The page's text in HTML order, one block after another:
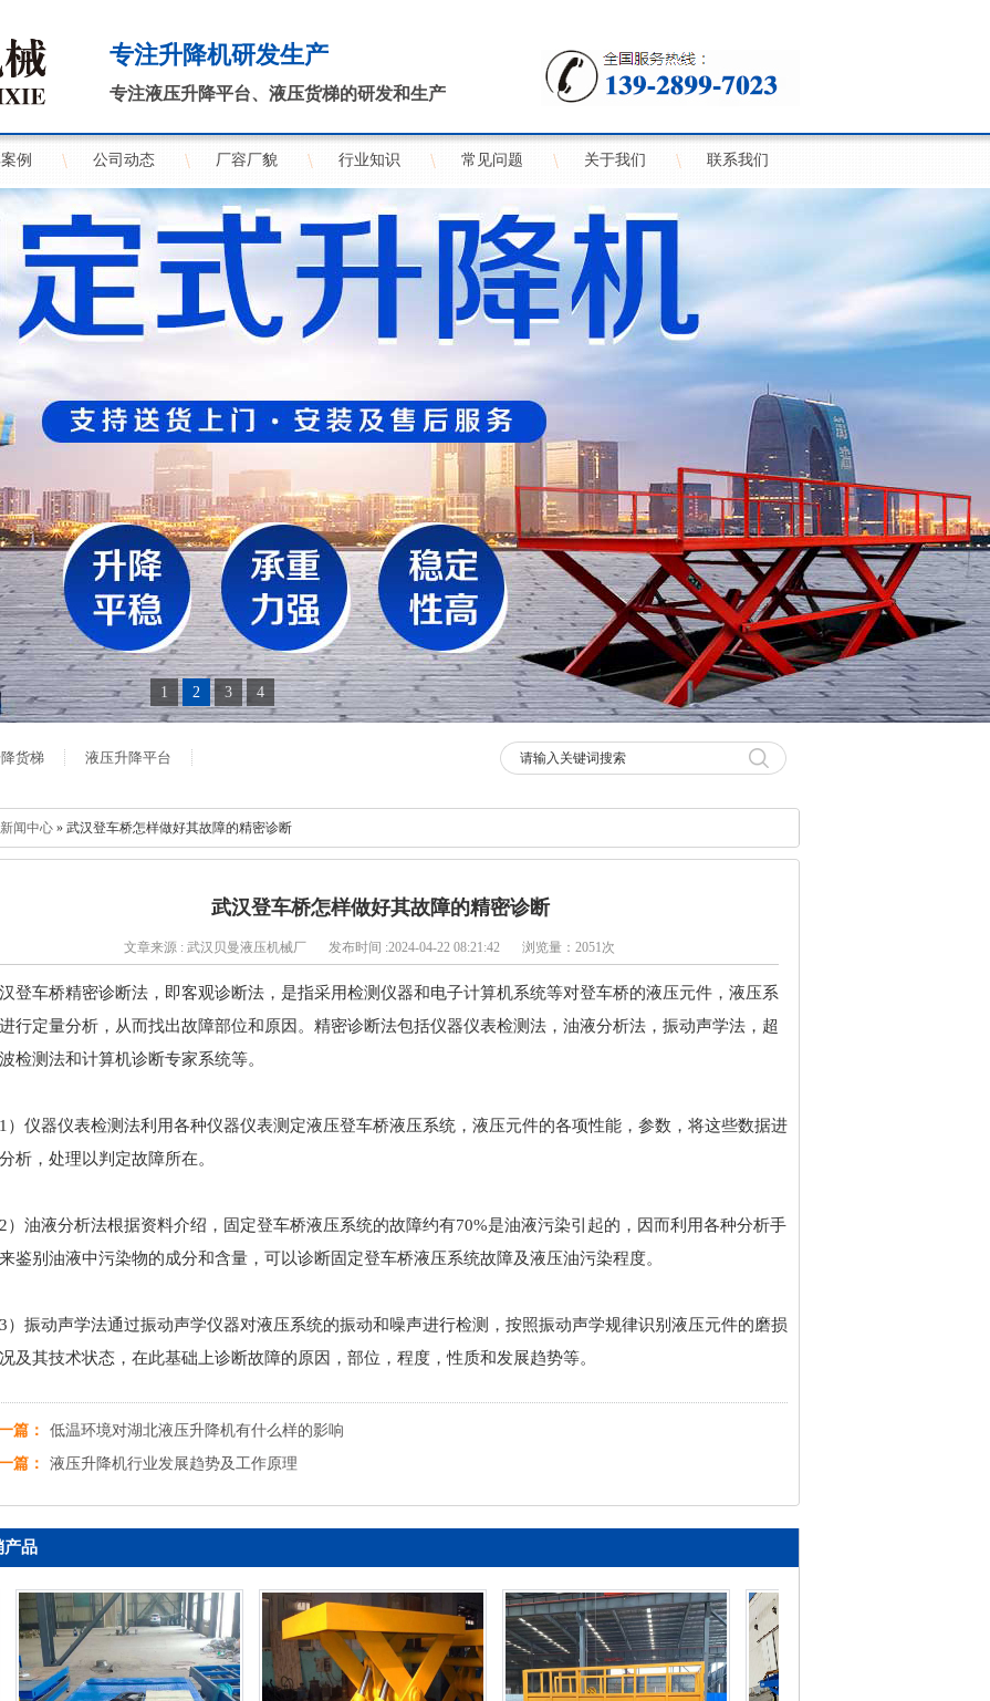
专注升降机研发生产
专注液压升降平台、液压货梯的研发和生产
例 公司动态 厂容厂貌 行业知识 常见问题 关于我们 联系我们
1 2 3 4
货梯 液压升降平台
新闻中心 » 武汉登车桥怎样做好其故障的精密诊断
武汉登车桥怎样做好其故障的精密诊断
文章来源 : 武汉贝曼液压机械厂 发布时间 :2024-04-22 08:21:42 浏览量：2051次
登车桥精密诊断法，即客观诊断法，是指采用检测仪器和电子计算机系统等对登车桥的液压元件，液压系
行定量分析，从而找出故障部位和原因。精密诊断法包括仪器仪表检测法，油液分析法，振动声学法，超
检测法和计算机诊断专家系统等。
1）仪器仪表检测法利用各种仪器仪表测定液压登车桥液压系统，液压元件的各项性能，参数，将这些数据进
析，处理以判定故障所在。
2）油液分析法根据资料介绍，固定登车桥液压系统的故障约有70%是油液污染引起的，因而利用各种分析手
鉴别油液中污染物的成分和含量，可以诊断固定登车桥液压系统故障及液压油污染程度。
3）振动声学法通过振动声学仪器对液压系统的振动和噪声进行检测，按照振动声学规律识别液压元件的磨损
及其技术状态，在此基础上诊断故障的原因，部位，程度，性质和发展趋势等。
篇：
低温环境对湖北液压升降机有什么样的影响
篇：
液压升降机行业发展趋势及工作原理
产品